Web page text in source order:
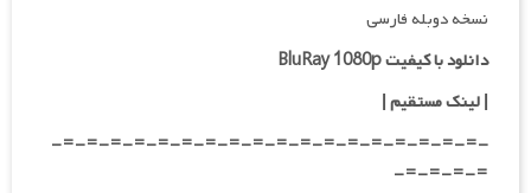
نسخه دوبله فارسی
دانلود با کیفیت BluRay 1080p
|لینک مستقیم |
-=-=-=-=-=-=-=-=-=-=-=-=-=-=-=-=-=-=-
=-=-=-=-